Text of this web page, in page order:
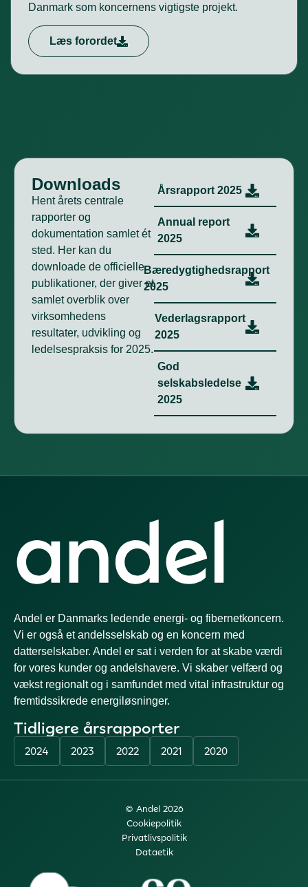
Danmark som koncernens vigtigste projekt.
Læs forordet
Downloads
Hent årets centrale
rapporter og
dokumentation samlet ét
sted. Her kan du
downloade de officielle
publikationer, der giver et
samlet overblik over
virksomhedens
resultater, udvikling og
ledelsespraksis for 2025.
Årsrapport 2025
Annual report
2025
Bæredygtighedsrapport
2025
Vederlagsrapport
2025
God
selskabsledelse
2025
Andel er Danmarks ledende energi- og fibernetkoncern.
Vi er også et andelsselskab og en koncern med
datterselskaber. Andel er sat i verden for at skabe værdi
for vores kunder og andelshavere. Vi skaber velfærd og
vækst regionalt og i samfundet med vital infrastruktur og
fremtidssikrede energiløsninger.
Tidligere årsrapporter
2024 2023 2022 2021 2020
© Andel 2026
Cookiepolitik
Privatlivspolitik
Dataetik